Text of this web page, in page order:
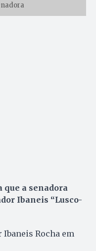
que a senadora
Ibaneis “Lusco-
Rocha em